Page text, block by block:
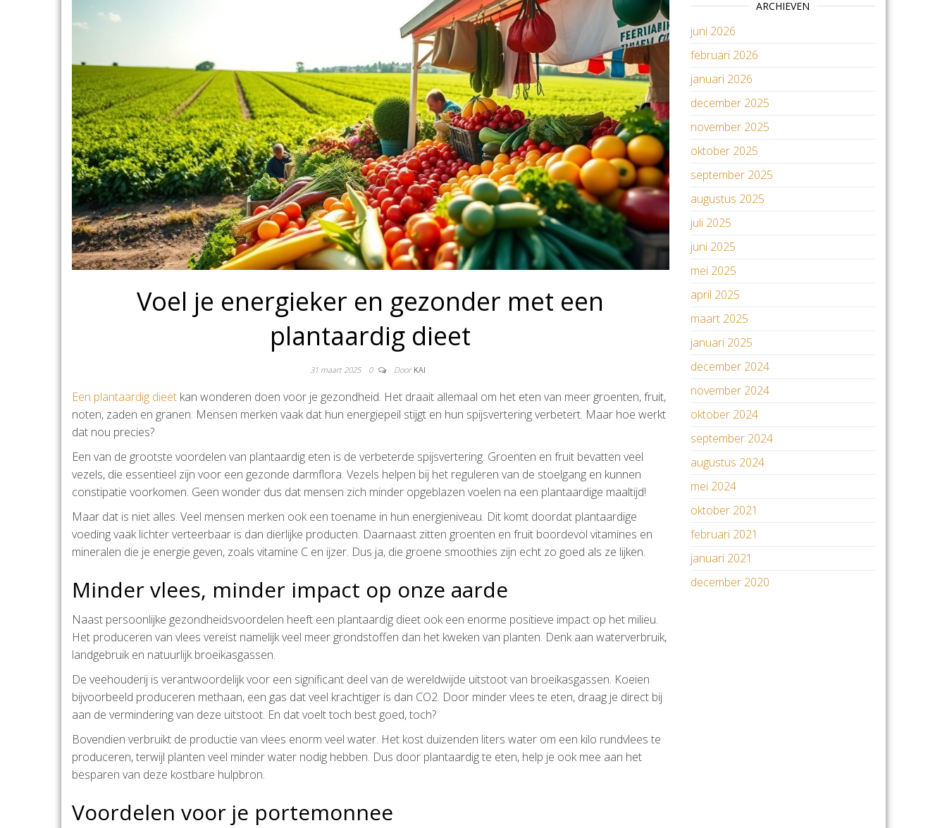
Voel je energieker en gezonder met een
plantaardig dieet
31 maart 2025 0 Door KAI
Een plantaardig dieet kan wonderen doen voor je gezondheid. Het draait allemaal om het eten van meer groenten, fruit,
noten, zaden en granen. Mensen merken vaak dat hun energiepeil stijgt en hun spijsvertering verbetert. Maar hoe werkt
dat nou precies?
Een van de grootste voordelen van plantaardig eten is de verbeterde spijsvertering. Groenten en fruit bevatten veel
vezels, die essentieel zijn voor een gezonde darmflora. Vezels helpen bij het reguleren van de stoelgang en kunnen
constipatie voorkomen. Geen wonder dus dat mensen zich minder opgeblazen voelen na een plantaardige maaltijd!
Maar dat is niet alles. Veel mensen merken ook een toename in hun energieniveau. Dit komt doordat plantaardige
voeding vaak lichter verteerbaar is dan dierlijke producten. Daarnaast zitten groenten en fruit boordevol vitamines en
mineralen die je energie geven, zoals vitamine C en ijzer. Dus ja, die groene smoothies zijn echt zo goed als ze lijken.
Minder vlees, minder impact op onze aarde
Naast persoonlijke gezondheidsvoordelen heeft een plantaardig dieet ook een enorme positieve impact op het milieu.
Het produceren van vlees vereist namelijk veel meer grondstoffen dan het kweken van planten. Denk aan waterverbruik,
landgebruik en natuurlijk broeikasgassen.
De veehouderij is verantwoordelijk voor een significant deel van de wereldwijde uitstoot van broeikasgassen. Koeien
bijvoorbeeld produceren methaan, een gas dat veel krachtiger is dan CO2. Door minder vlees te eten, draag je direct bij
aan de vermindering van deze uitstoot. En dat voelt toch best goed, toch?
Bovendien verbruikt de productie van vlees enorm veel water. Het kost duizenden liters water om een kilo rundvlees te
produceren, terwijl planten veel minder water nodig hebben. Dus door plantaardig te eten, help je ook mee aan het
besparen van deze kostbare hulpbron.
Voordelen voor je portemonnee
ARCHIEVEN
juni 2026
februari 2026
januari 2026
december 2025
november 2025
oktober 2025
september 2025
augustus 2025
juli 2025
juni 2025
mei 2025
april 2025
maart 2025
januari 2025
december 2024
november 2024
oktober 2024
september 2024
augustus 2024
mei 2024
oktober 2021
februari 2021
januari 2021
december 2020